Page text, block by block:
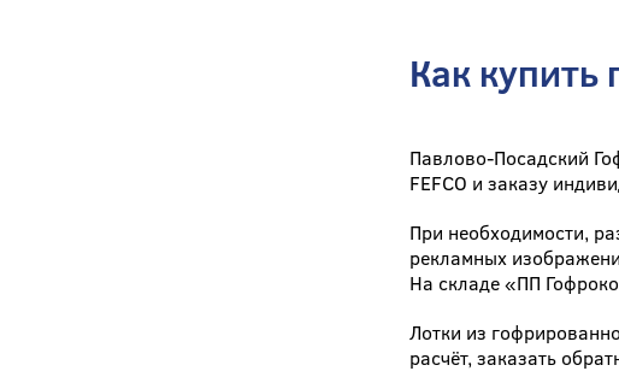
Как
Павлово-Посадский
FEFCO и заказу
При необходимости,
рекламных
На складе «ПП
Лотки из
расчёт, заказать